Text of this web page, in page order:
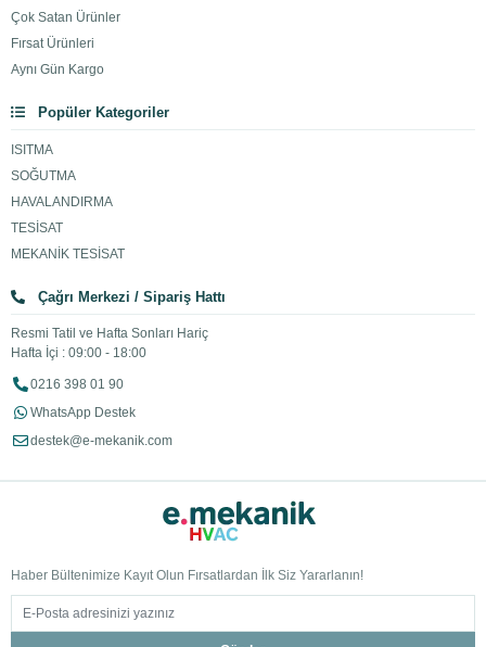
Çok Satan Ürünler
Fırsat Ürünleri
Aynı Gün Kargo
Popüler Kategoriler
ISITMA
SOĞUTMA
HAVALANDIRMA
TESİSAT
MEKANİK TESİSAT
Çağrı Merkezi / Sipariş Hattı
Resmi Tatil ve Hafta Sonları Hariç
Hafta İçi : 09:00 - 18:00
0216 398 01 90
WhatsApp Destek
destek@e-mekanik.com
Haber Bültenimize Kayıt Olun Fırsatlardan İlk Siz Yararlanın!